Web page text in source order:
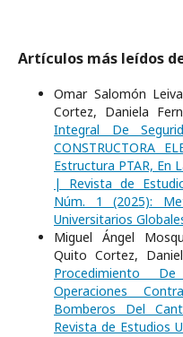
Artículos más leídos
Omar Salomón
Cortez, Daniela
Integral De
CONSTRUCTORA
Estructura PTAR, En
| Revista de
Núm. 1 (2025):
Universitarios
Miguel Ángel
Quito Cortez,
Procedimiento
Operaciones
Bomberos Del
Revista de Estudios